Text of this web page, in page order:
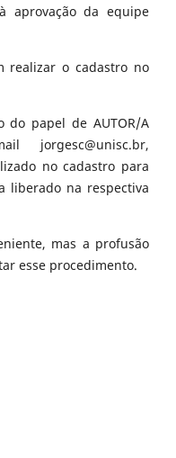
aprovação da equipe
realizar o cadastro no
do papel de AUTOR/A
jorgesc@unisc.br,
no cadastro para
liberado na respectiva
mas a profusão
esse procedimento.